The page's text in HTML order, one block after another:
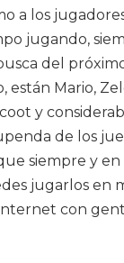
a los
jugando,
del
están Mario,
y
de los
siempre y
jugarlos en
con